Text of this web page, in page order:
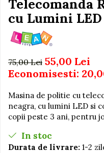
Jucarii de baie
Caluti balansoar
Interactive, educative si
muzicale
Ateliere si unelte
Blocuri de constructie
Covorase de dans
Creative
Ingrijire cosmetica mamici
Perioada Sarcinii
Sisteme De Purtare
Telecomanda
cu Lumini
75,00 Lei 55,00 Lei
Economisesti:
Masina de politie cu
neagra, cu lumini LED si
copii peste 3 ani, pentru
In stoc
Durata de livrare: 1-2